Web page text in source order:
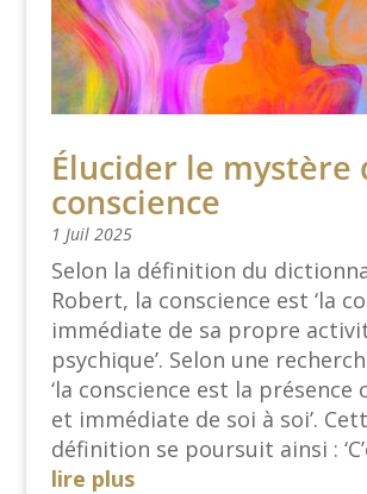
Élucider le mystère
conscience
1 Juil 2025
Selon la définition du
Robert, la conscience est ‘la
immédiate de sa propre
psychique’. Selon une
‘la conscience est la présence
et immédiate de soi à soi’.
définition se poursuit ainsi :
lire plus